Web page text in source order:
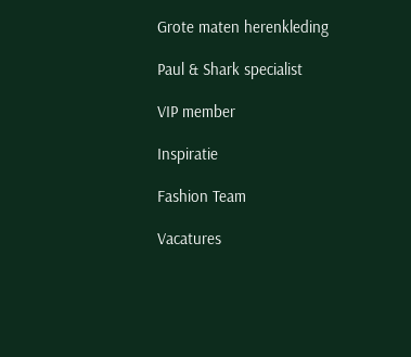
Grote maten herenkleding
Paul & Shark specialist
VIP member
Inspiratie
Fashion Team
Vacatures